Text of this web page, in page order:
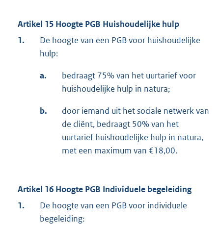
Artikel 15 Hoogte PGB Huishoudelijke hulp
1.
De hoogte van een PGB voor huishoudelijke
hulp:
a.
bedraagt 75% van het uurtarief voor
huishoudelijke hulp in natura;
b.
door iemand uit het sociale netwerk van
de cliënt, bedraagt 50% van het
uurtarief huishoudelijke hulp in natura,
met een maximum van €18,00.
Artikel 16 Hoogte PGB Individuele begeleiding
1.
De hoogte van een PGB voor individuele
begeleiding: